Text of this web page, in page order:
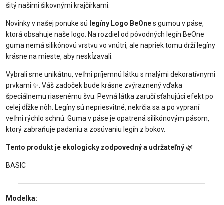
šitý našimi šikovnými krajčírkami.
Novinky v našej ponuke sú legíny Logo BeOnes gumou v páse,
ktorá obsahuje naše logo. Na rozdiel od pôvodných legín BeOne
guma nemá silikónovú vrstvu vo vnútri, ale napriek tomu drží legíny
krásne na mieste, aby neskĺzavali.
Vybrali sme unikátnu, veľmi príjemnú látku s malými dekoratívnymi
prvkami ✨. Váš zadoček bude krásne zvýraznený vďaka
špeciálnemu riasenému švu. Pevná látka zaručí sťahujúci efekt po
celej dĺžke nôh. Legíny sú nepriesvitné, nekrčia sa a po vypraní
veľmi rýchlo schnú. Guma v páse je opatrená silikónovým pásom,
ktorý zabraňuje padaniu a zosúvaniu legín z bokov.
Tento produkt je ekologicky zodpovedný a udržateľný🌿
BASIC
Modelka: